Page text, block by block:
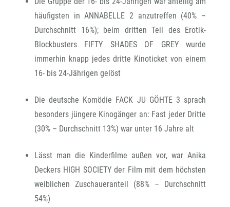
häufigsten in ANNABELLE 2 anzutreffen (40% –
Durchschnitt 16%); beim dritten Teil des Erotik-
Blockbusters FIFTY SHADES OF GREY wurde
immerhin knapp jedes dritte Kinoticket von einem
16- bis 24-Jährigen gelöst
Die deutsche Komödie FACK JU GÖHTE 3 sprach
besonders jüngere Kinogänger an: Fast jeder Dritte
(30% – Durchschnitt 13%) war unter 16 Jahre alt
Lässt man die Kinderfilme außen vor, war Anika
Deckers HIGH SOCIETY der Film mit dem höchsten
weiblichen Zuschaueranteil (88% – Durchschnitt
54%)